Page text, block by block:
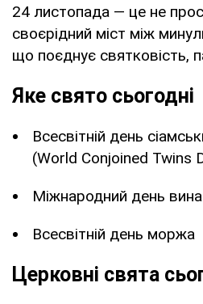
24 листопада — це не
своєрідний міст між
що поєднує святковість,
Яке свято сьогодні
Всесвітній день
(World Conjoined Twins
Міжнародний день
Всесвітній день моржа
Церковні свята